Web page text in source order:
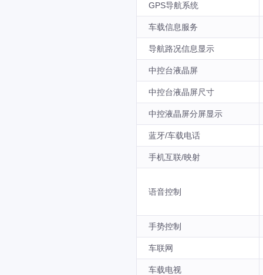
GPS导航系统
车载信息服务
导航路况信息显示
中控台液晶屏
中控台液晶屏尺寸
中控液晶屏分屏显示
蓝牙/车载电话
手机互联/映射
语音控制
手势控制
车联网
车载电视